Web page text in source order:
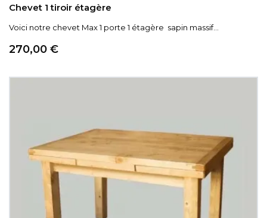
Chevet 1 tiroir étagère
Voici notre chevet Max 1 porte 1 étagère sapin massif...
Prix
270,00 €